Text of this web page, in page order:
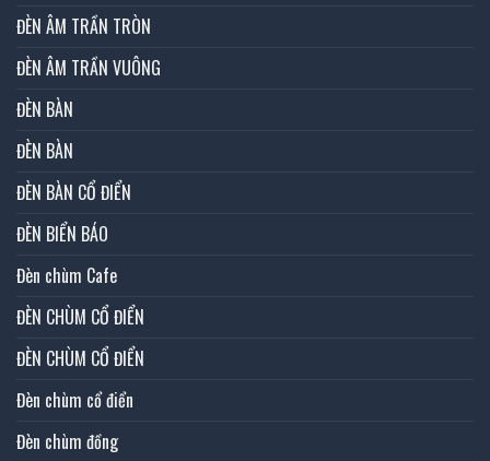
ĐÈN ÂM TRẦN TRÒN
ĐÈN ÂM TRẦN VUÔNG
ĐÈN BÀN
ĐÈN BÀN
ĐÈN BÀN CỔ ĐIỂN
ĐÈN BIỂN BÁO
Đèn chùm Cafe
ĐÈN CHÙM CỔ ĐIỂN
ĐÈN CHÙM CỔ ĐIỂN
Đèn chùm cổ điển
Đèn chùm đồng